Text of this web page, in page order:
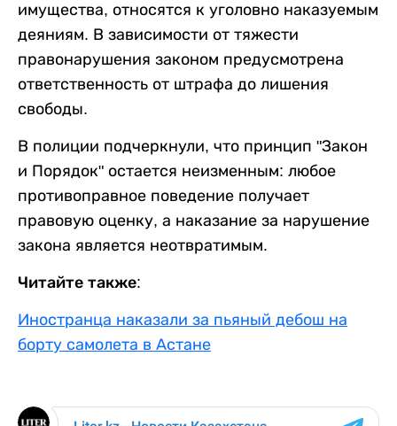
имущества, относятся к уголовно наказуемым
деяниям. В зависимости от тяжести
правонарушения законом предусмотрена
ответственность от штрафа до лишения
свободы.
В полиции подчеркнули, что принцип "Закон
и Порядок" остается неизменным: любое
противоправное поведение получает
правовую оценку, а наказание за нарушение
закона является неотвратимым.
Читайте также:
Иностранца наказали за пьяный дебош на
борту самолета в Астане